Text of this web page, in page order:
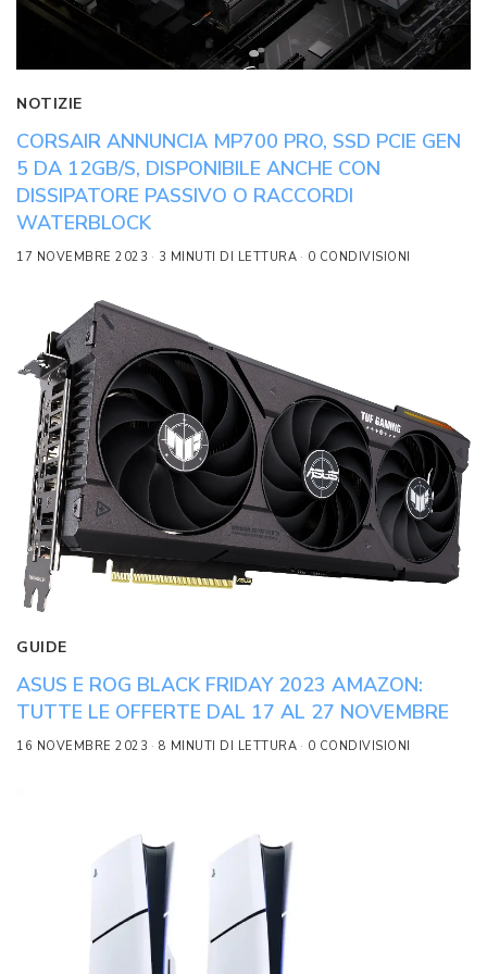
NOTIZIE
CORSAIR ANNUNCIA MP700 PRO, SSD PCIE GEN
5 DA 12GB/S, DISPONIBILE ANCHE CON
DISSIPATORE PASSIVO O RACCORDI
WATERBLOCK
17 NOVEMBRE 2023 3 MINUTI DI LETTURA 0 CONDIVISIONI
GUIDE
ASUS E ROG BLACK FRIDAY 2023 AMAZON:
TUTTE LE OFFERTE DAL 17 AL 27 NOVEMBRE
16 NOVEMBRE 2023 8 MINUTI DI LETTURA 0 CONDIVISIONI